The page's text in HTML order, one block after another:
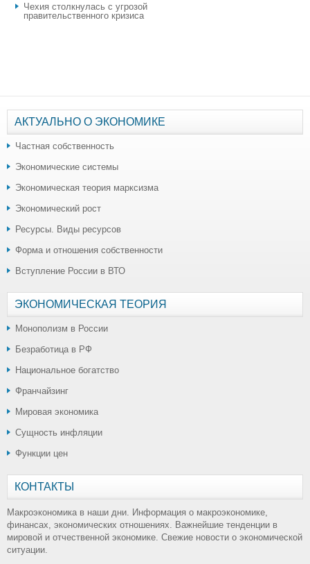
Чехия столкнулась с угрозой
правительственного кризиса
АКТУАЛЬНО О ЭКОНОМИКЕ
Частная собственность
Экономические системы
Экономическая теория марксизма
Экономический рост
Ресурсы. Виды ресурсов
Форма и отношения собственности
Вступление России в ВТО
ЭКОНОМИЧЕСКАЯ ТЕОРИЯ
Монополизм в России
Безработица в РФ
Национальное богатство
Франчайзинг
Мировая экономика
Сущность инфляции
Функции цен
КОНТАКТЫ
Макроэкономика в наши дни. Информация о макроэкономике,
финансах, экономических отношениях. Важнейшие тенденции в
мировой и отчественной экономике. Свежие новости о экономической
ситуации.